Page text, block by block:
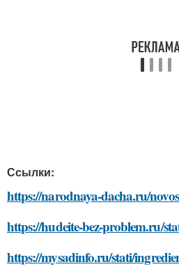
Ссылки:
https://narodnaya-dacha.ru/
https://hudeite-bez-problem.ru/
https://mysadinfo.ru/stati/